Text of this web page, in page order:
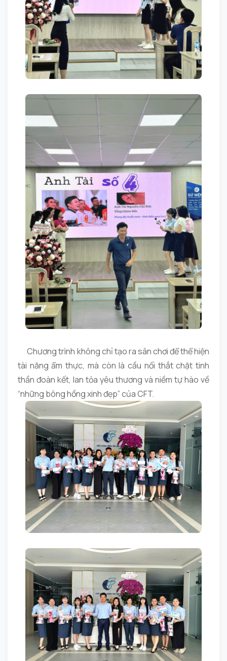
Chương trình không chỉ tạo ra sân chơi để thể hiện
tài năng ẩm thực, mà còn là cầu nối thắt chặt tinh
thần đoàn kết, lan tỏa yêu thương và niềm tự hào về
“những bông hồng xinh đẹp” của CFT.